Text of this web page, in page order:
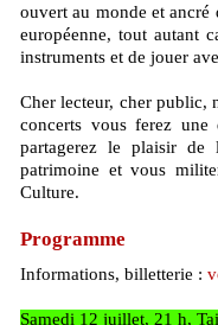
ouvert au monde et ancré
européenne, tout autant
instruments et de jouer
Cher lecteur, cher public,
concerts vous ferez
partagerez le plaisir
patrimoine et vous
Culture.
Programme
Informations, billetterie :
Samedi 12 juillet, 21 h,